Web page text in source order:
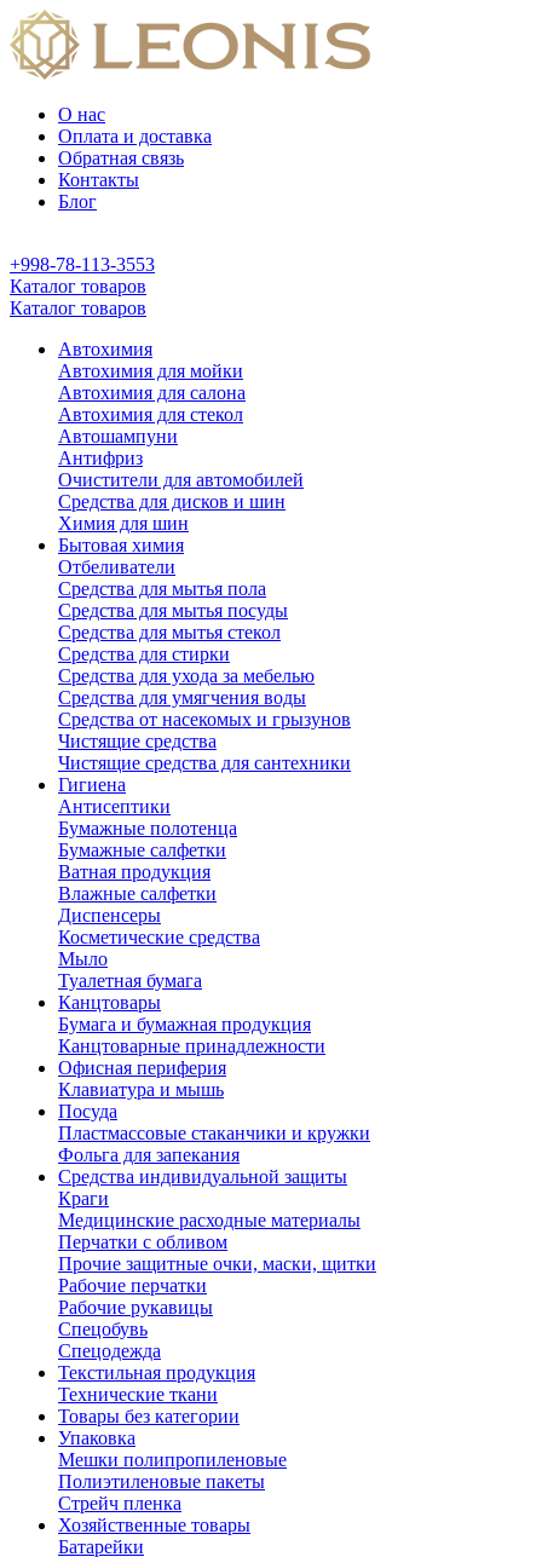
О нас
Оплата и доставка
Обратная связь
Контакты
Блог
+998-78-113-3553
Каталог товаров
Каталог товаров
Автохимия
Автохимия для мойки
Автохимия для салона
Автохимия для стекол
Автошампуни
Антифриз
Очистители для автомобилей
Средства для дисков и шин
Химия для шин
Бытовая химия
Отбеливатели
Средства для мытья пола
Средства для мытья посуды
Средства для мытья стекол
Средства для стирки
Средства для ухода за мебелью
Средства для умягчения воды
Средства от насекомых и грызунов
Чистящие средства
Чистящие средства для сантехники
Гигиена
Антисептики
Бумажные полотенца
Бумажные салфетки
Ватная продукция
Влажные салфетки
Диспенсеры
Косметические средства
Мыло
Туалетная бумага
Канцтовары
Бумага и бумажная продукция
Канцтоварные принадлежности
Офисная периферия
Клавиатура и мышь
Посуда
Пластмассовые стаканчики и кружки
Фольга для запекания
Средства индивидуальной защиты
Краги
Медицинские расходные материалы
Перчатки с обливом
Прочие защитные очки, маски, щитки
Рабочие перчатки
Рабочие рукавицы
Спецобувь
Спецодежда
Текстильная продукция
Технические ткани
Товары без категории
Упаковка
Мешки полипропиленовые
Полиэтиленовые пакеты
Стрейч пленка
Хозяйственные товары
Батарейки